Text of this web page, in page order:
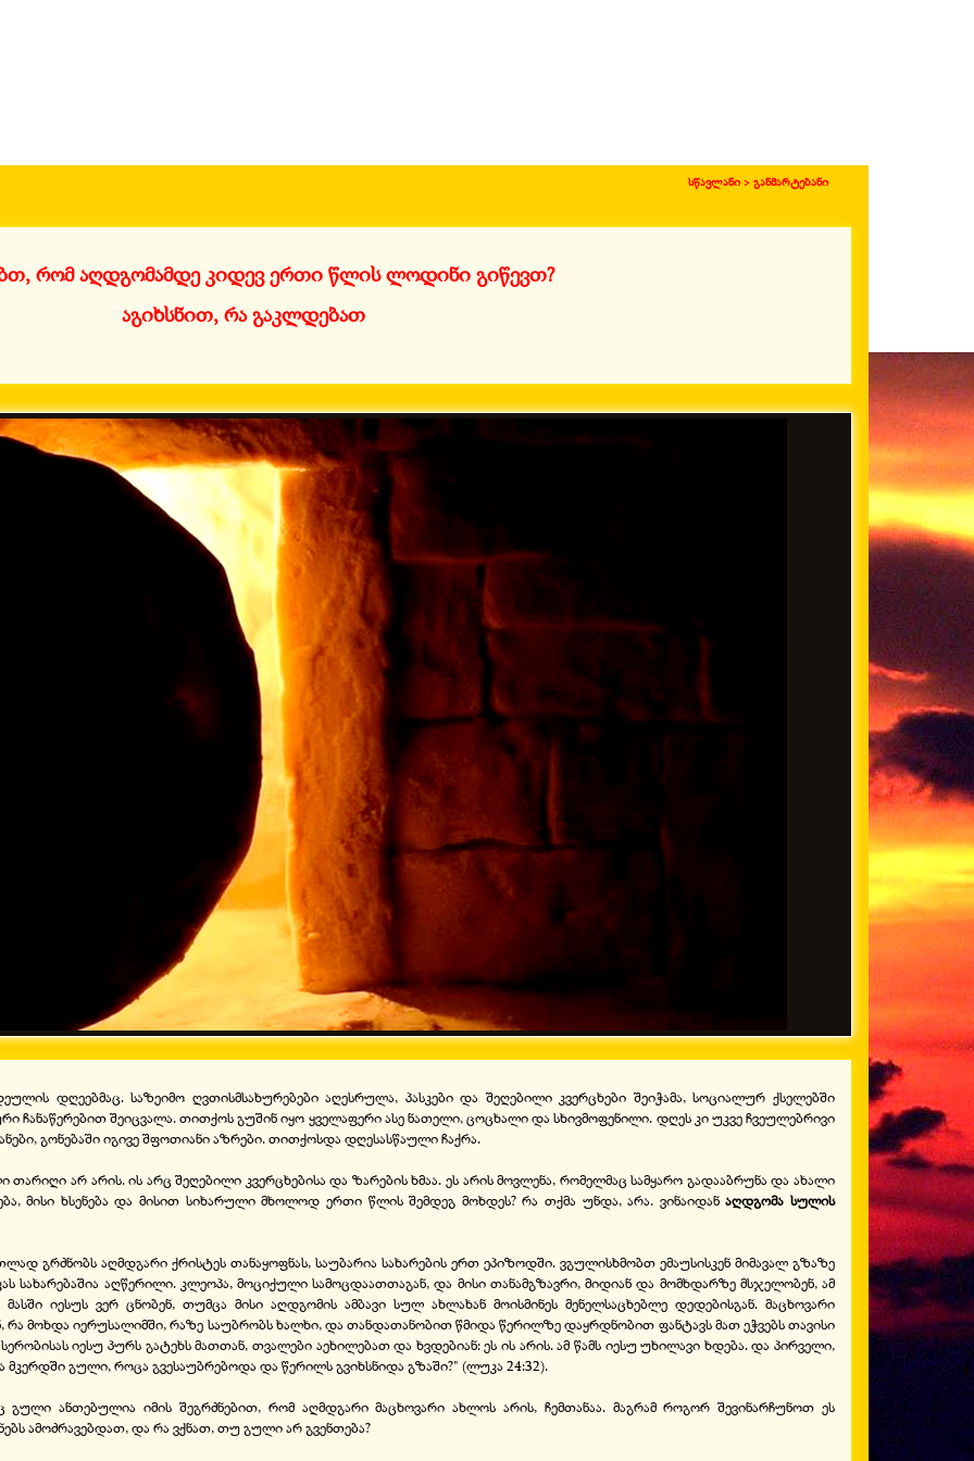
სწავლანი > განმარტებანი
რომ აღდგომამდე კიდევ ერთი წლის ლოდინი გიწევთ?
აგიხსნით, რა გაკლდებათ
დღეებმაც. საზეიმო ღვთისმსახურებები აღესრულა, პასკები და შეღებილი კვერცხები შეიჭამა, სოციალურ ქსელებში
ჩანაწერებით შეიცვალა. თითქოს გუშინ იყო ყველაფერი ასე ნათელი, ცოცხალი და სხივმოფენილი. დღეს კი უკვე ჩვეულებრივი
გონებაში იგივე შფოთიანი აზრები. თითქოსდა დღესასწაული ჩაქრა.
არ არის. ის არც შეღებილი კვერცხებისა და ზარების ხმაა. ეს არის მოვლენა, რომელმაც სამყარო გადააბრუნა და ახალი
მისი ხსენება და მისით სიხარული მხოლოდ ერთი წლის შემდეგ მოხდეს? რა თქმა უნდა, არა. ვინაიდანაღდგომა სულის
გრძნობს აღმდგარი ქრისტეს თანაყოფნას, საუბარია სახარების ერთ ეპიზოდში. ვგულისხმობთ ემაუსისკენ მიმავალ გზაზე
აღწერილი. კლეოპა, მოციქული სამოცდაათთაგან, და მისი თანამგზავრი, მიდიან და მომხდარზე მსჯელობენ, ამ
იესუს ვერ ცნობენ, თუმცა მისი აღდგომის ამბავი სულ ახლახან მოისმინეს მენელსაცხებლე დედებისგან. მაცხოვარი
რა მოხდა იერუსალიმში, რაზე საუბრობს ხალხი, და თანდათანობით წმიდა წერილზე დაყრდნობით ფანტავს მათ ეჭვებს თავისი
იესუ პურს გატეხს მათთან, თვალები აეხილებათ და ხვდებიან: ეს ის არის. ამ წამს იესუ უხილავი ხდება. და პირველი,
მკერდში გული, როცა გვესაუბრებოდა და წერილს გვიხსნიდა გზაში?" (ლუკა 24:32).
ანთებულია იმის შეგრძნებით, რომ აღმდგარი მაცხოვარი ახლოს არის, ჩემთანაა. მაგრამ როგორ შევინარჩუნოთ ეს
ამოძრავებდათ, და რა ვქნათ, თუ გული არ გვენთება?